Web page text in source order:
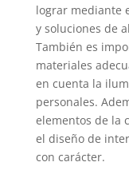
lograr mediante
y soluciones de
También es
materiales
en cuenta la
personales.
elementos de la
el diseño de
con carácter.